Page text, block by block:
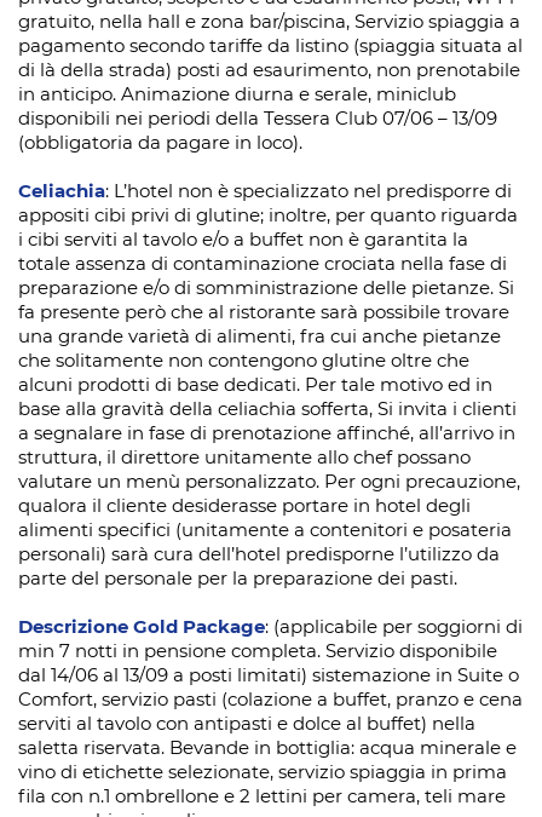
gratuito, nella hall e zona bar/piscina, Servizio spiaggia a
pagamento secondo tariffe da listino (spiaggia situata al
di là della strada) posti ad esaurimento, non prenotabile
in anticipo. Animazione diurna e serale, miniclub
disponibili nei periodi della Tessera Club 07/06 – 13/09
(obbligatoria da pagare in loco).
Celiachia: L’hotel non è specializzato nel predisporre di
appositi cibi privi di glutine; inoltre, per quanto riguarda
i cibi serviti al tavolo e/o a buffet non è garantita la
totale assenza di contaminazione crociata nella fase di
preparazione e/o di somministrazione delle pietanze. Si
fa presente però che al ristorante sarà possibile trovare
una grande varietà di alimenti, fra cui anche pietanze
che solitamente non contengono glutine oltre che
alcuni prodotti di base dedicati. Per tale motivo ed in
base alla gravità della celiachia sofferta, Si invita i clienti
a segnalare in fase di prenotazione affinché, all’arrivo in
struttura, il direttore unitamente allo chef possano
valutare un menù personalizzato. Per ogni precauzione,
qualora il cliente desiderasse portare in hotel degli
alimenti specifici (unitamente a contenitori e posateria
personali) sarà cura dell’hotel predisporne l’utilizzo da
parte del personale per la preparazione dei pasti.
Descrizione Gold Package: (applicabile per soggiorni di
min 7 notti in pensione completa. Servizio disponibile
dal 14/06 al 13/09 a posti limitati) sistemazione in Suite o
Comfort, servizio pasti (colazione a buffet, pranzo e cena
serviti al tavolo con antipasti e dolce al buffet) nella
saletta riservata. Bevande in bottiglia: acqua minerale e
vino di etichette selezionate, servizio spiaggia in prima
fila con n.1 ombrellone e 2 lettini per camera, teli mare